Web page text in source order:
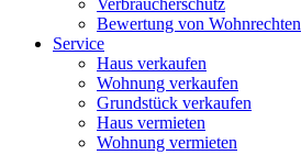
Verbraucherschutz
Bewertung von Wohnrechten
Service
Haus verkaufen
Wohnung verkaufen
Grundstück verkaufen
Haus vermieten
Wohnung vermieten